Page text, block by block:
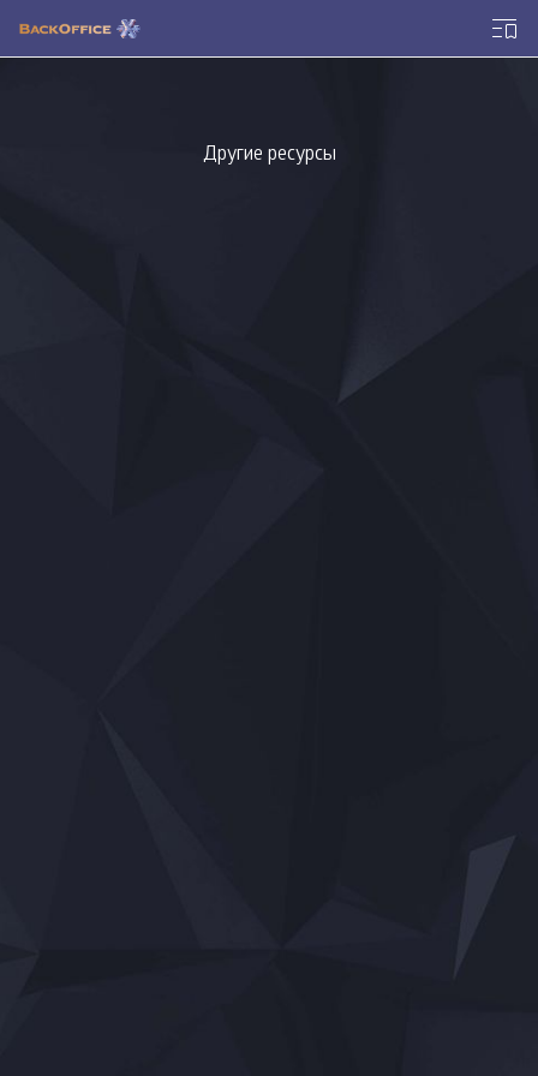
Другие ресурсы